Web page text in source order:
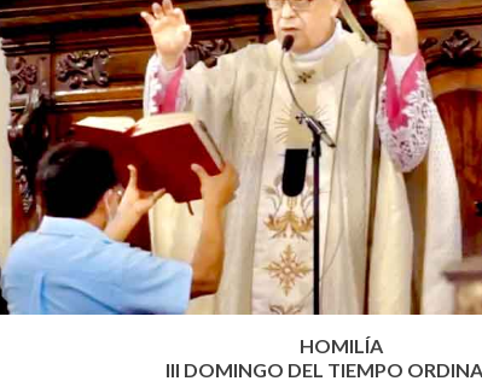
HOMILÍA
III DOMINGO DEL TIEMPO